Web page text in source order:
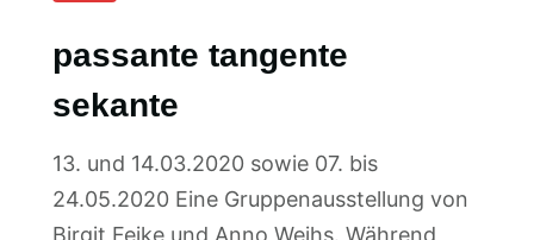
passante tangente
sekante
13. und 14.03.2020 sowie 07. bis
24.05.2020 Eine Gruppenausstellung von
Birgit Feike und Anno Weihs. Während